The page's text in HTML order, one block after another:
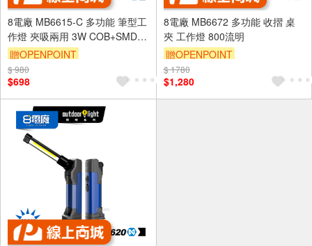
8電廠 MB6615-C 多功能 筆型工
作燈 夾吸兩用 3W COB+SMD
雙光源 300流明
贈OPENPOINT
$ 980
$698
8電廠 MB6672 多功能 收摺 桌
夾 工作燈 800流明
贈OPENPOINT
$ 1780
$1,280